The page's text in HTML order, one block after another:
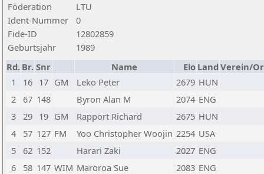
Föderation
LTU
Ident-Nummer
0
Fide-ID
12802859
Geburtsjahr
1989
Rd. Br. Snr Name Elo Land Verein/
1
16 17 GM Leko Peter 2679 HUN
2
67 148 Byron Alan M 2074 ENG
3
29 19 GM Rapport Richard 2675 HUN
4
57 127 FM Yoo Christopher Woojin 2254 USA
5
62 152 Harari Zaki 2027 ENG
6
58 147 WIM Maroroa Sue 2083 ENG